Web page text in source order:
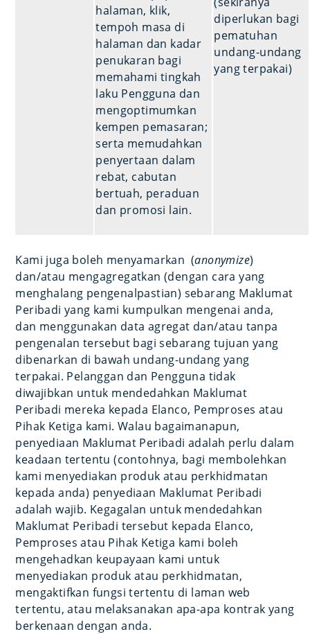
halaman, klik,
tempoh masa di
halaman dan kadar
penukaran bagi
memahami tingkah
laku Pengguna dan
mengoptimumkan
kempen pemasaran;
serta memudahkan
penyertaan dalam
rebat, cabutan
bertuah, peraduan
dan promosi lain.
diperlukan bagi
pematuhan
undang-undang
yang terpakai)
Kami juga boleh menyamarkan (anonymize)
dan/atau mengagregatkan (dengan cara yang
menghalang pengenalpastian) sebarang Maklumat
Peribadi yang kami kumpulkan mengenai anda,
dan menggunakan data agregat dan/atau tanpa
pengenalan tersebut bagi sebarang tujuan yang
dibenarkan di bawah undang-undang yang
terpakai. Pelanggan dan Pengguna tidak
diwajibkan untuk mendedahkan Maklumat
Peribadi mereka kepada Elanco, Pemproses atau
Pihak Ketiga kami. Walau bagaimanapun,
penyediaan Maklumat Peribadi adalah perlu dalam
keadaan tertentu (contohnya, bagi membolehkan
kami menyediakan produk atau perkhidmatan
kepada anda) penyediaan Maklumat Peribadi
adalah wajib. Kegagalan untuk mendedahkan
Maklumat Peribadi tersebut kepada Elanco,
Pemproses atau Pihak Ketiga kami boleh
mengehadkan keupayaan kami untuk
menyediakan produk atau perkhidmatan,
mengaktifkan fungsi tertentu di laman web
tertentu, atau melaksanakan apa-apa kontrak yang
berkenaan dengan anda.